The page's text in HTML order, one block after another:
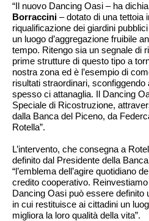
“Il nuovo Dancing Oasi – ha
Borraccini – dotato di una tettoia
riqualificazione dei giardini
un luogo d’aggregazione fruibile
tempo. Ritengo sia un segnale di
prime strutture di questo tipo a
nostra zona ed è l’esempio di
risultati straordinari,
spesso ci attanaglia. Il Dancing
Speciale di Ricostruzione,
dalla Banca del Piceno, da
Rotella”.
L’intervento, che consegna a
definito dal Presidente della
“l’emblema dell’agire quotidiano
credito cooperativo.
Dancing Oasi può essere
in cui restituisce ai cittadini un
migliora la loro qualità della vita”.